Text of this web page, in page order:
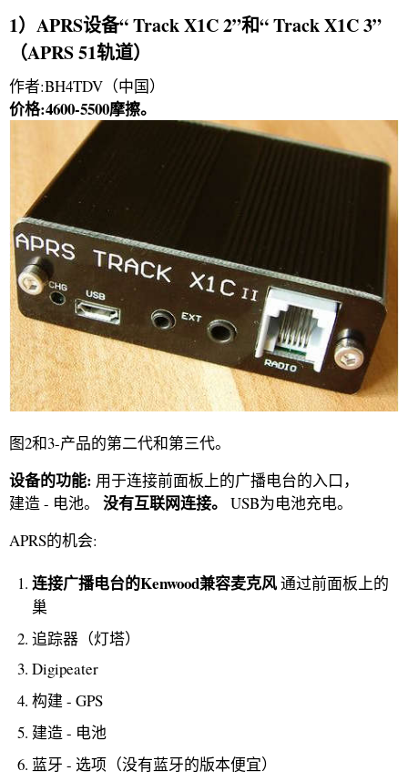
1）APRS设备“ Track X1C 2”和“ Track X1C 3”
（APRS 51轨道）
作者:BH4TDV（中国）
价格:4600-5500摩擦。
图2和3-产品的第二代和第三代。
设备的功能: 用于连接前面板上的广播电台的入口，
建造 - 电池。 没有互联网连接。 USB为电池充电。
APRS的机会:
连接广播电台的Kenwood兼容麦克风通过前面板上的
巢
追踪器（灯塔）
Digipeater
构建 - GPS
建造 - 电池
蓝牙 - 选项（没有蓝牙的版本便宜）